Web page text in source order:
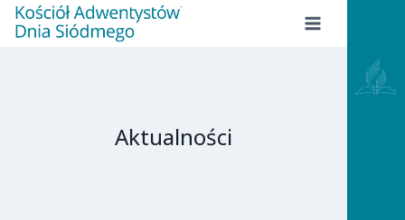
Przejdź
Aktualności